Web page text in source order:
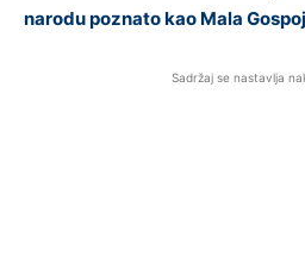
narodu poznato kao Mala
Sadržaj se nastavlja